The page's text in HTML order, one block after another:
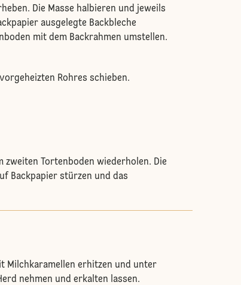
Die Masse halbieren und jeweils
ausgelegte Backbleche
mit dem Backrahmen umstellen.
Rohres schieben.
zweiten Tortenboden wiederholen. Die
Backpapier stürzen und das
Milchkaramellen erhitzen und unter
nehmen und erkalten lassen.